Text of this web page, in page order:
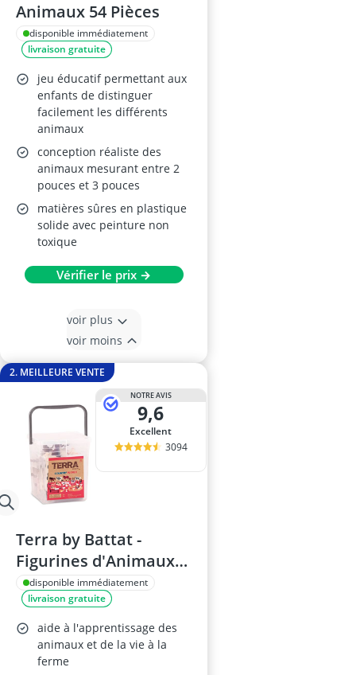
Animaux 54 Pièces
disponible immédiatement
livraison gratuite
jeu éducatif permettant aux
enfants de distinguer
facilement les différents
animaux
conception réaliste des
animaux mesurant entre 2
pouces et 3 pouces
matières sûres en plastique
solide avec peinture non
toxique
Vérifier le prix →
voir plus
voir moins
2. MEILLEURE VENTE
NOTRE AVIS
9,6
Excellent
3094
Terra by Battat -
Figurines d'Animaux
de la Ferme, 60 pièces
disponible immédiatement
livraison gratuite
aide à l'apprentissage des
animaux et de la vie à la
ferme